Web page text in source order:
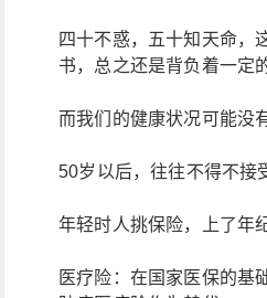
四十不惑，五十知天命，
书，总之还是背负着一定
而我们的健康状况可能没
50岁以后，往往不得不接
年轻时人挑保险，上了年
医疗险：在国家医保的基